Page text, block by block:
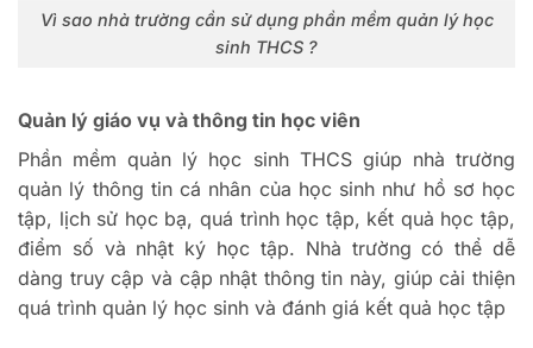
Vì sao nhà trường cần sử dụng phần mềm quản lý học
sinh THCS ?
Quản lý giáo vụ và thông tin học viên
Phần mềm quản lý học sinh THCS giúp nhà trường
quản lý thông tin cá nhân của học sinh như hồ sơ học
tập, lịch sử học bạ, quá trình học tập, kết quả học tập,
điểm số và nhật ký học tập. Nhà trường có thể dễ
dàng truy cập và cập nhật thông tin này, giúp cải thiện
quá trình quản lý học sinh và đánh giá kết quả học tập